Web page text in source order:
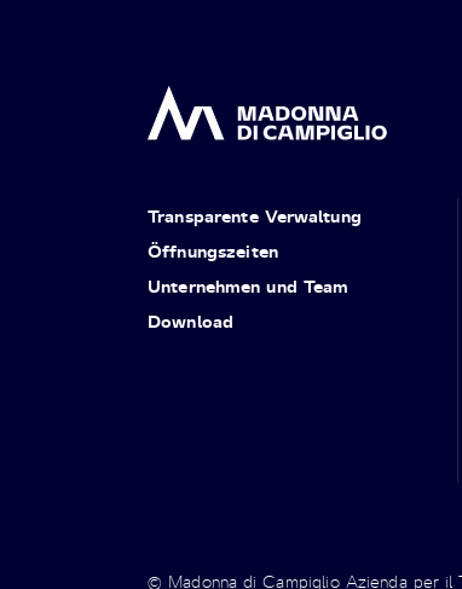
Transparente Verwaltung
Öffnungszeiten
Unternehmen und Team
Download
© Madonna di Campiglio Azienda per il